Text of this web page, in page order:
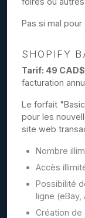
Pas si mal
SHOPIFY
Tarif: 49
facturation
Le forfait
pour les
site web
Nombre
Accès
Possibilité
ligne (eBay,
Création